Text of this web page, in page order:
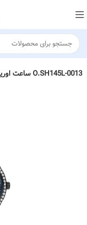
ساعت اورینتال زنانه کد O.SH145L-0013